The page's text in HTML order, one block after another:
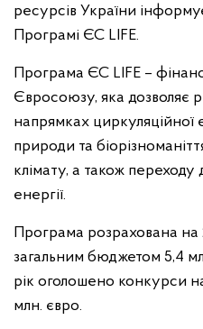
ресурсів України
Програмі ЄС LIFE.
Програма ЄС LIFE –
Євросоюзу, яка дозволяє
напрямках циркуляційної
природи та
клімату, а також
енергії.
Програма розрахована на
загальним бюджетом 5,4
рік оголошено конкурси
млн. євро.